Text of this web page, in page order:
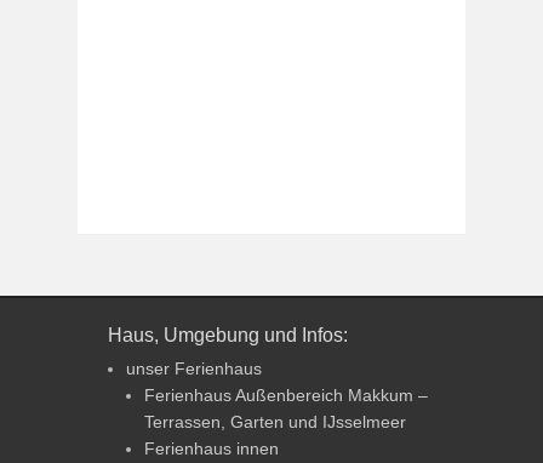
Haus, Umgebung und Infos:
unser Ferienhaus
Ferienhaus Außenbereich Makkum –
Terrassen, Garten und IJsselmeer
Ferienhaus innen